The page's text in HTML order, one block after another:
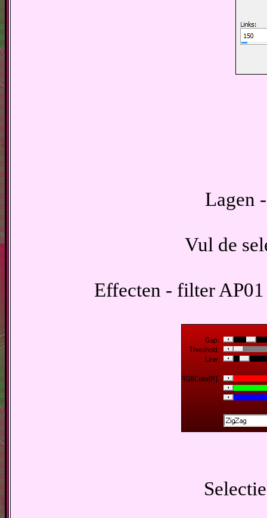
Lagen
Vul de
Effecten - filter